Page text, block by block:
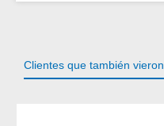
Clientes que también vieron